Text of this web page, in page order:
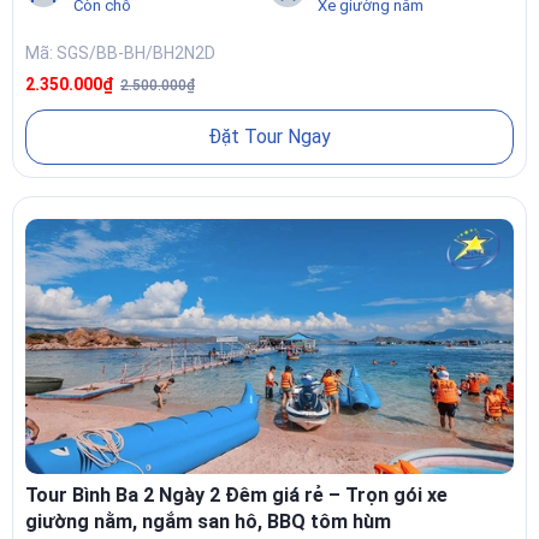
KHÁM PHÁ NHỮNG ĐIỂM ĐẸP Ở BÌNH HƯNG
Bãi Kinh– bãi biển trong vắt, nơi tàu cập bến và khởi đầu hành
trình.
Bãi Nước Ngọt,Bãi Cây Me– hai bãi tắm được yêu thích nhờ sự
kết hợp kỳ diệu giữa nước ngọt và nước mặn.
Hải đăng Hòn Chút– ngọn hải đăng cổ soi sáng vùng biển Cam
Ranh, điểm ngắm bình minh tuyệt đẹp.
Hang Tình Yêu – cầu gỗ trên biển– điểm check-in “huyền thoại”
không thể bỏ lỡ khidu lịch Bình Hưng.
TRẢI NGHIỆM ĐÁNG NHỚ KHI THAM GIA TOUR BÌNH
HƯNG
Còn chỗ
Xe giường nằm
Mã: SGS/BB-BH/BH2N2D
2.350.000₫ 2.500.000₫
Đặt Tour Ngay
Tour Bình Ba 2 Ngày 2 Đêm giá rẻ – Trọn gói xe
giường nằm, ngắm san hô, BBQ tôm hùm